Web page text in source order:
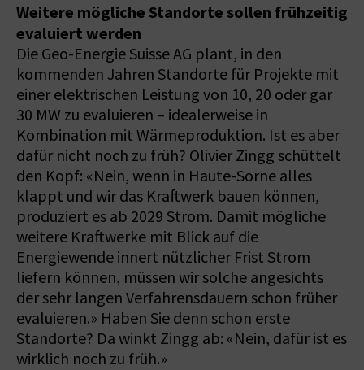
Weitere mögliche Standorte sollen frühzeitig
evaluiert werden
Die Geo-Energie Suisse AG plant, in den
kommenden Jahren Standorte für Projekte mit
einer elektrischen Leistung von 10, 20 oder gar
30 MW zu evaluieren – idealerweise in
Kombination mit Wärmeproduktion. Ist es aber
dafür nicht noch zu früh? Olivier Zingg schüttelt
den Kopf: «Nein, wenn in Haute-Sorne alles
klappt und wir das Kraftwerk bauen können,
produziert es ab 2029 Strom. Damit mögliche
weitere Kraftwerke mit Blick auf die
Energiewende innert nützlicher Frist Strom
liefern können, müssen wir solche angesichts
der sehr langen Verfahrensdauern schon früher
evaluieren.» Haben Sie denn schon erste
Standorte? Da winkt Zingg ab: «Nein, dafür ist es
wirklich noch zu früh.»